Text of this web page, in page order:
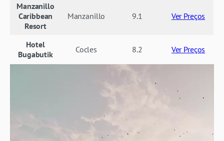
Manzanillo
Caribbean
Resort
Manzanillo 9.1 Ver Preços
Hotel
Bugabutik
Cocles 8.2 Ver Preços